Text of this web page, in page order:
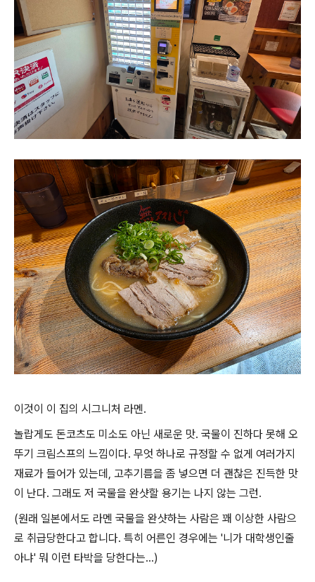
이것이 이 집의 시그니처 라멘.
놀랍게도 돈코츠도 미소도 아닌 새로운 맛. 국물이 진하다 못해 오
뚜기 크림스프의 느낌이다. 무엇 하나로 규정할 수 없게 여러가지
재료가 들어가 있는데, 고추기름을 좀 넣으면 더 괜찮은 진득한 맛
이 난다. 그래도 저 국물을 완샷할 용기는 나지 않는 그런.
(원래 일본에서도 라멘 국물을 완샷하는 사람은 꽤 이상한 사람으
로 취급당한다고 합니다. 특히 어른인 경우에는 '니가 대학생인줄
아냐' 뭐 이런 타박을 당한다는...)